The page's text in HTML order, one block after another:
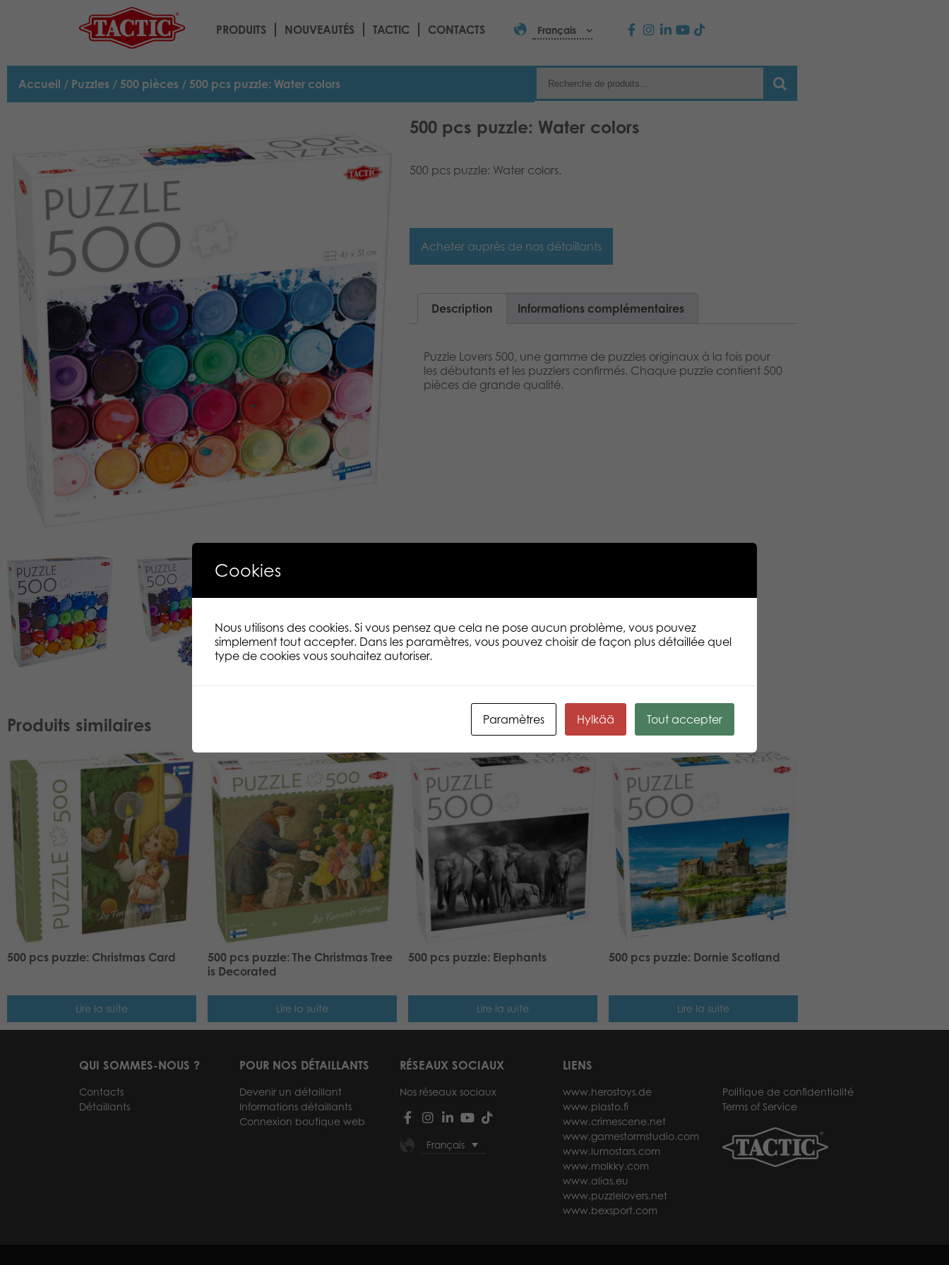
PRODUITS NOUVEAUTÉS TACTIC CONTACTS Français
Accueil / Puzzles / 500 pièces / 500 pcs puzzle: Water colors
500 pcs puzzle: Water colors
500 pcs puzzle: Water colors.
Acheter auprès de nos détaillants
Description Informations complémentaires
Puzzle Lovers 500, une gamme de puzzles originaux à la fois pour
les débutants et les puzzlers confirmés. Chaque puzzle contient 500
pièces de grande qualité.
Produits similaires
500 pcs puzzle: Christmas Card
Lire la suite
500 pcs puzzle: The Christmas Tree
is Decorated
Lire la suite
500 pcs puzzle: Elephants
Lire la suite
500 pcs puzzle: Dornie Scotland
Lire la suite
QUI SOMMES-NOUS ?
Contacts
Détaillants
POUR NOS DÉTAILLANTS
Devenir un détaillant
Informations détaillants
Connexion boutique web
RÉSEAUX SOCIAUX
Nos réseaux sociaux
Français
LIENS
www.herostoys.de
www.plasto.fi
www.crimescene.net
www.gamestormstudio.com
www.lumostars.com
www.molkky.com
www.alias.eu
www.puzzlelovers.net
www.bexsport.com
Politique de confidentialité
Terms of Service
Cookies
Nous utilisons des cookies. Si vous pensez que cela ne pose aucun problème, vous pouvez
simplement tout accepter. Dans les paramètres, vous pouvez choisir de façon plus détaillée quel
type de cookies vous souhaitez autoriser.
Paramètres Hylkää Tout accepter